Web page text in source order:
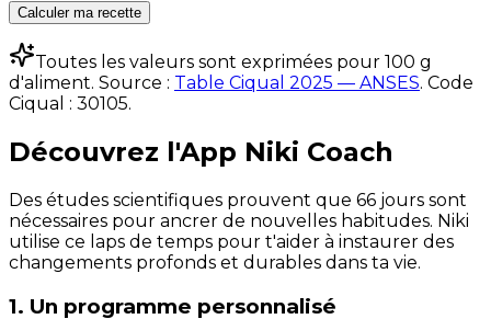
Calculer ma recette
Toutes les valeurs sont exprimées pour 100 g
d'aliment. Source : Table Ciqual 2025 — ANSES. Code
Ciqual : 30105.
Découvrez l'App Niki Coach
Des études scientifiques prouvent que 66 jours sont
nécessaires pour ancrer de nouvelles habitudes. Niki
utilise ce laps de temps pour t'aider à instaurer des
changements profonds et durables dans ta vie.
1. Un programme personnalisé